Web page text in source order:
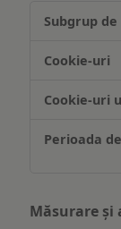
Asigurarea
website-
ului
Măsurare și